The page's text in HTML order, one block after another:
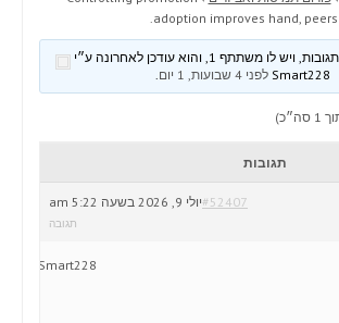
adoption improves hand, peers.
לפני 4 שבועות, 1 יום .
תגובות
יולי 9, 2026 בשעה 5:22 am#52407
תגובה
Smart228